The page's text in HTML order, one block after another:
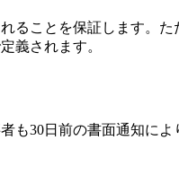
ることを保証します。
義されます。
も30日前の書面通知に